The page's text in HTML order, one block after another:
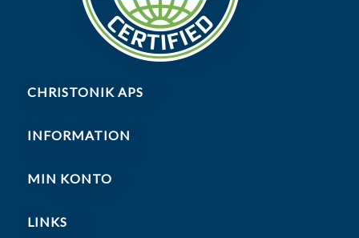
CHRISTONIK APS
INFORMATION
MIN KONTO
LINKS